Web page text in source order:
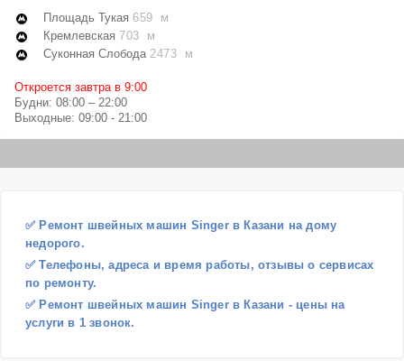
Площадь Тукая 659 м
Кремлевская 703 м
Суконная Слобода2473 м
Откроется завтра в 9:00
Будни: 08:00 – 22:00
Выходные: 09:00 - 21:00
✅ Ремонт швейных машин Singer в Казани на дому
недорого.
✅ Телефоны, адреса и время работы, отзывы о сервисах
по ремонту.
✅ Ремонт швейных машин Singer в Казани - цены на
услуги в 1 звонок.